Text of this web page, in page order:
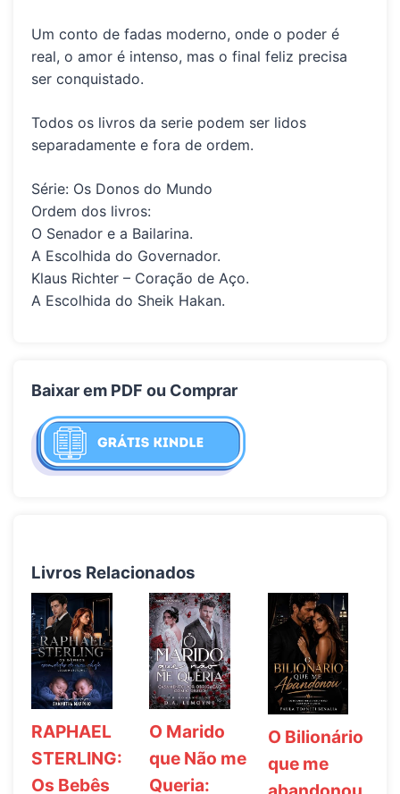
Um conto de fadas moderno, onde o poder é
real, o amor é intenso, mas o final feliz precisa
ser conquistado.
Todos os livros da serie podem ser lidos
separadamente e fora de ordem.
Série: Os Donos do Mundo
Ordem dos livros:
O Senador e a Bailarina.
A Escolhida do Governador.
Klaus Richter – Coração de Aço.
A Escolhida do Sheik Hakan.
Baixar em PDF ou Comprar
Livros Relacionados
RAPHAEL
STERLING:
Os Bebês
O Marido
que Não me
Queria:
O Bilionário
que me